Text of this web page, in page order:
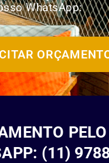
WhatsApp:
PELO
(11)